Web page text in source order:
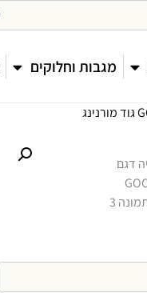
מגבות וחלוקים